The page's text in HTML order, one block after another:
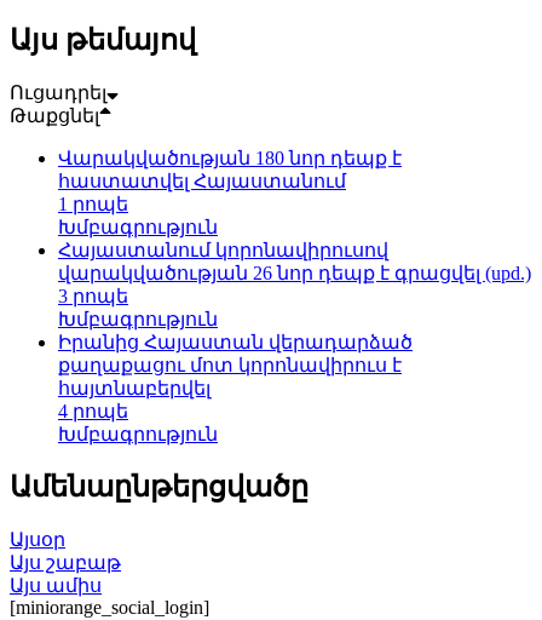
Այս թեմայով
Ուցադրել
Թաքցնել
Վարակվածության 180 նոր դեպք է
հաստատվել Հայաստանում
1 րոպե
Խմբագրություն
Հայաստանում կորոնավիրուսով
վարակվածության 26 նոր դեպք է գրացվել (upd.)
3 րոպե
Խմբագրություն
Իրանից Հայաստան վերադարձած
քաղաքացու մոտ կորոնավիրուս է
հայտնաբերվել
4 րոպե
Խմբագրություն
Ամենաընթերցվածը
Այսօր
Այս շաբաթ
Այս ամիս
[miniorange_social_login]